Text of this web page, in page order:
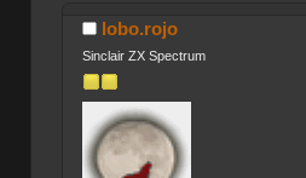
lobo.rojo
Sinclair ZX Spectrum